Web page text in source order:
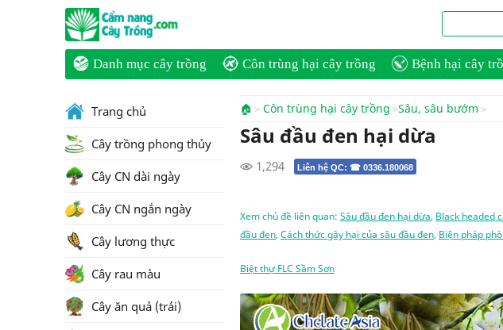
Danh mục cây trồng Côn trùng hại cây trồng Bệnh hại cây
🏠 Côn trùng hại cây trồng Sâu, sâu bướm
Sâu đầu đen hại dừa
1,294 Liên hệ QC: ☎ 0336.180068
Xem chủ đề liên quan: Sâu đầu đen hại dừa, Black headed
đầu đen, Cách thức gây hại của sâu đầu đen, Biện pháp
Biệt thự FLC Sầm Sơn
Trang chủ
Cây trồng phong thủy
Cây CN dài ngày
Cây CN ngắn ngày
Cây lương thực
Cây rau màu
Cây ăn quả (trái)